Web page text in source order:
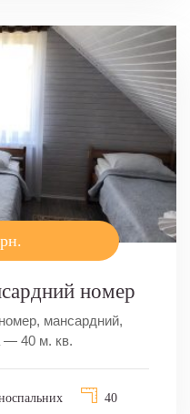
номер
мансардний,
— 40 м. кв.
40